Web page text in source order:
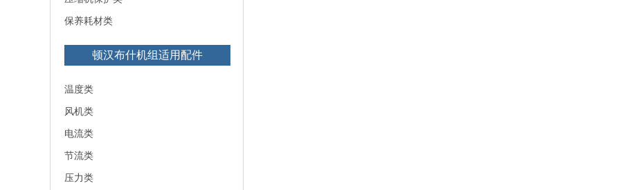
保养耗材类
顿汉布什机组适用配件
温度类
风机类
电流类
节流类
压力类